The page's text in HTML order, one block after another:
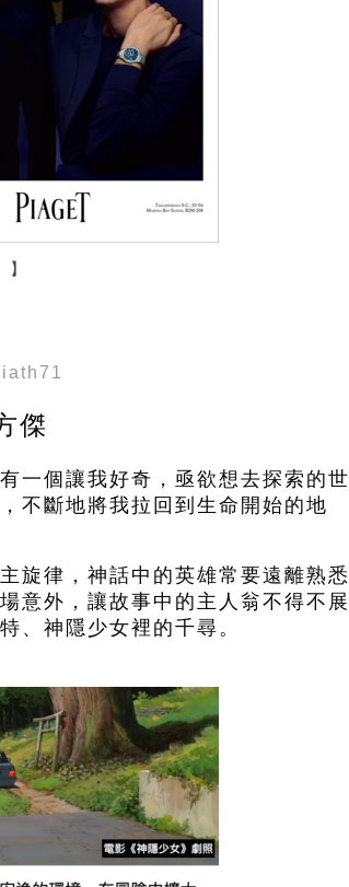
傑
一個讓我好奇，亟欲想去探索的世
不斷地將我拉回到生命開始的地
旋律，神話中的英雄常要遠離熟悉
意外，讓故事中的主人翁不得不展
、神隱少女裡的千尋。